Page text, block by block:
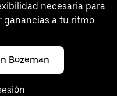
necesaria para
ganancias a tu ritmo.
Bozeman